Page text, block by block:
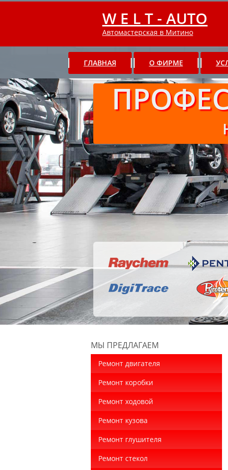
W E L T - AUTO
Автомастерская в Митино
ГЛАВНАЯ О ФИРМЕ
МЫ ПРЕДЛАГАЕМ
Ремонт двигателя
Ремонт коробки
Ремонт ходовой
Ремонт кузова
Ремонт глушителя
Ремонт стекол